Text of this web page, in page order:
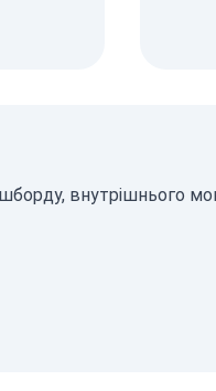
внутрішнього